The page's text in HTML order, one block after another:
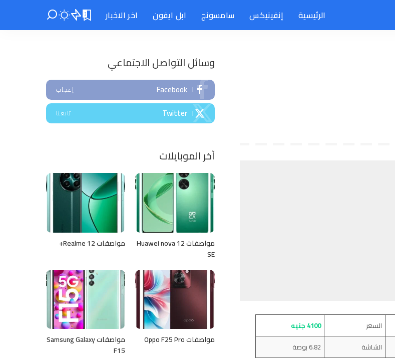
الرئيسية إنفينيكس سامسونج ابل ايفون اخر الاخبار 0
السعر
4100 جنيه
الشاشة
6.82 بوصة
وسائل التواصل الاجتماعي
Facebook إعجاب
Twitter تابعنا
آخر الموبايلات
مواصفات Huawei nova 12
SE
مواصفات Realme 12+
مواصفات Oppo F25 Pro
مواصفات Samsung Galaxy
F15